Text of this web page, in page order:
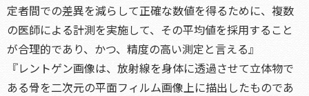
定者間での差異を減らして正確な数値を得るために、複数
の医師による計測を実施して、その平均値を採用すること
が合理的であり、かつ、精度の高い測定と言える』
『レントゲン画像は、放射線を身体に透過させて立体物で
ある骨を二次元の平面フィルム画像上に描出したものであ